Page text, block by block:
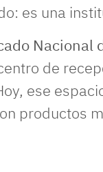
es una
Nacional
de
ese
productos